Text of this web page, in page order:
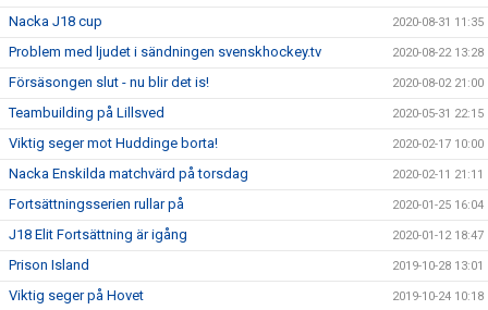
Nacka J18 cup 2020-08-31 11:35
Problem med ljudet i sändningen svenskhockey.tv 2020-08-22 13:28
Försäsongen slut - nu blir det is! 2020-08-02 21:00
Teambuilding på Lillsved 2020-05-31 22:15
Viktig seger mot Huddinge borta! 2020-02-17 10:00
Nacka Enskilda matchvärd på torsdag 2020-02-11 21:11
Fortsättningsserien rullar på 2020-01-25 16:04
J18 Elit Fortsättning är igång 2020-01-12 18:47
Prison Island 2019-10-28 13:01
Viktig seger på Hovet 2019-10-24 10:18